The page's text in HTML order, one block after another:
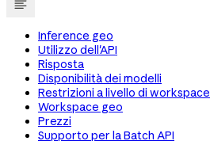
Inference geo
Utilizzo dell'API
Risposta
Disponibilità dei modelli
Restrizioni a livello di workspace
Workspace geo
Prezzi
Supporto per la Batch API